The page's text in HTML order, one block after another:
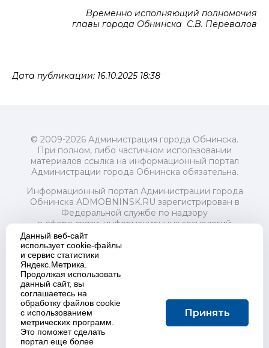
Временно исполняющий полномочия
главы города Обнинска С.В. Перевалов
Дата публикации: 16.10.2025 18:38
© 2009-2026 Администрация города Обнинска.
При полном, либо частичном использовании
материалов ссылка на информационный портал
Администрации города Обнинска обязательна.
Информационный портал Администрации города
Обнинска ADMOBNINSK.RU зарегистрирован в
Федеральной службе по надзору
в сфере связи, информационных технологий
и массовых коммуникаций (Роскомнадзор) 24 июля
2018 года.
Свидетельство о регистрации Эл № ФС77-73321
Учредитель: Администрация (исполнительно-
распорядительный орган) городского округа "Город
Обнинск". Главный редактор: Байкова Е.А.
Адрес электронной почты Редакции:
redactor@admobninsk.ru
Телефон Редакции: +7 (484) 395-85-85
Настоящий ресурс содержит материалы 18+
Данный веб-сайт
использует cookie-файлы
и сервис статистики
Яндекс.Метрика.
Продолжая использовать
данный сайт, вы
соглашаетесь на
обработку файлов cookie
с использованием
метрических программ.
Это поможет сделать
портал еще более
Принять